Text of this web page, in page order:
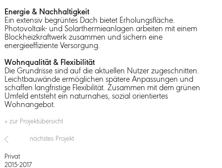
Energie & Nachhaltigkeit
Ein extensiv begrüntes Dach bietet Erholungsfläche.
Photovoltaik- und Solarthermieanlagen arbeiten mit einem
Blockheizkraftwerk zusammen und sichern eine
energieeffiziente Versorgung.
Wohnqualität & Flexibilität
Die Grundrisse sind auf die aktuellen Nutzer zugeschnitten.
Leichtbauwände ermöglichen spätere Anpassungen und
schaffen langfristige Flexibilität. Zusammen mit dem grünen
Umfeld entsteht ein naturnahes, sozial orientiertes
Wohnangebot.
» zur Projektübersicht
nächstes Projekt
Privat
2015-2017